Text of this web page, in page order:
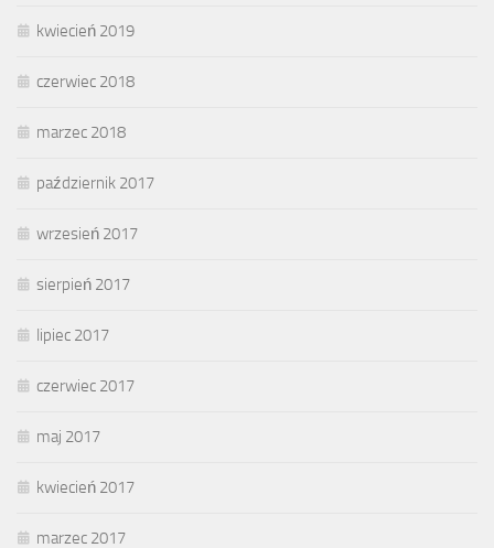
kwiecień 2019
czerwiec 2018
marzec 2018
październik 2017
wrzesień 2017
sierpień 2017
lipiec 2017
czerwiec 2017
maj 2017
kwiecień 2017
marzec 2017